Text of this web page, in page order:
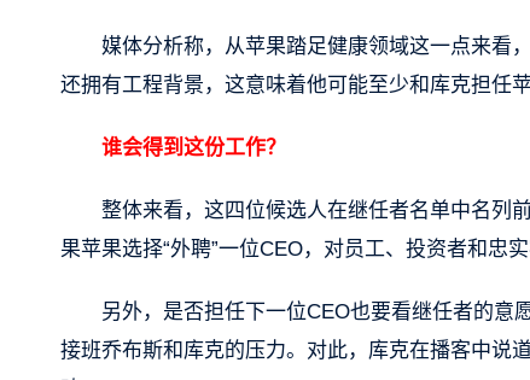
媒体分析称，从苹果踏足健康领域这一点来看
还拥有工程背景，这意味着他可能至少和库克担任
谁会得到这份工作？
整体来看，这四位候选人在继任者名单中名列
果苹果选择“外聘”一位CEO，对员工、投资者和忠
另外，是否担任下一位CEO也要看继任者的意
接班乔布斯和库克的压力。对此，库克在播客中说